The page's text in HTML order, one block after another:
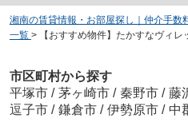
湘南の賃貸情報・お部屋探し｜仲介手数
一覧 > 【おすすめ物件】たかすなヴィレ
市区町村から探す
平塚市 / 茅ヶ崎市 / 秦野市 / 藤
逗子市 / 鎌倉市 / 伊勢原市 / 中